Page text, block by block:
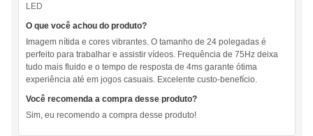
LED
O que você achou do produto?
Imagem nítida e cores vibrantes. O tamanho de 24 polegadas é
perfeito para trabalhar e assistir vídeos. Frequência de 75Hz deixa
tudo mais fluido e o tempo de resposta de 4ms garante ótima
experiência até em jogos casuais. Excelente custo-benefício.
Você recomenda a compra desse produto?
Sim, eu recomendo a compra desse produto!